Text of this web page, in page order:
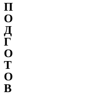
П
О
Д
Г
О
Т
О
В